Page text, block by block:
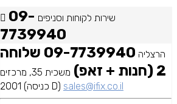
שירות לקוחות וסניפים 09-
7739940
הרצליה
09-7739940 שלוחה
2 (חנות + זאפ)
משכית 35, מרכזים
2001 (כניסה D) sales@ifix.co.il